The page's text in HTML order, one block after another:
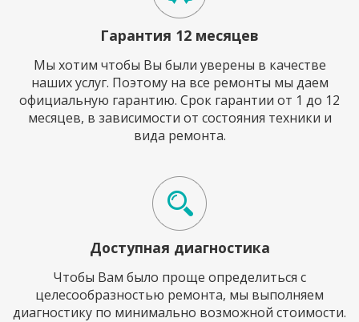
Гарантия 12 месяцев
Мы хотим чтобы Вы были уверены в качестве
наших услуг. Поэтому на все ремонты мы даем
официальную гарантию. Срок гарантии от 1 до 12
месяцев, в зависимости от состояния техники и
вида ремонта.
Доступная диагностика
Чтобы Вам было проще определиться с
целесообразностью ремонта, мы выполняем
диагностику по минимально возможной стоимости.